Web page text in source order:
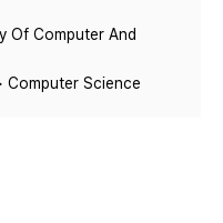
Of Computer And
Computer Science